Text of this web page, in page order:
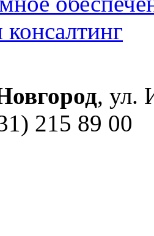
, ул.
215 89 00